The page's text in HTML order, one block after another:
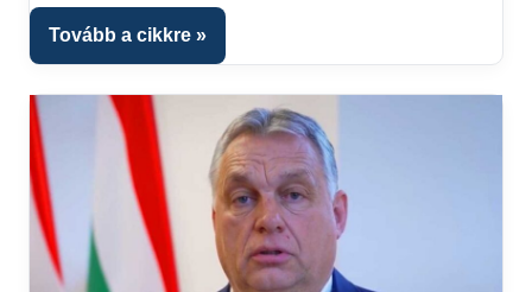
Tovább a cikkre